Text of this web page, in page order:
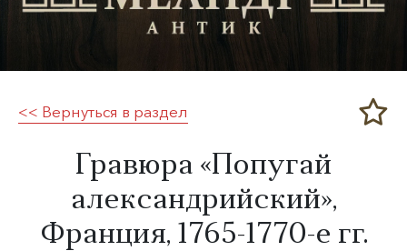
Меандр-Антик
<< Вернуться в раздел
​Гравюра «Попугай
александрийский»,
Франция, 1765-1770-е гг.